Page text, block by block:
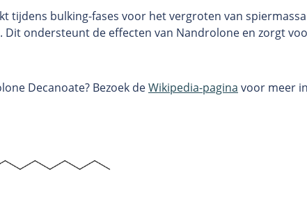
tijdens bulking-fases voor het vergroten van
ondersteunt de effecten van Nandrolone en zorgt
Decanoate? Bezoek deWikipedia-pagina voor meer